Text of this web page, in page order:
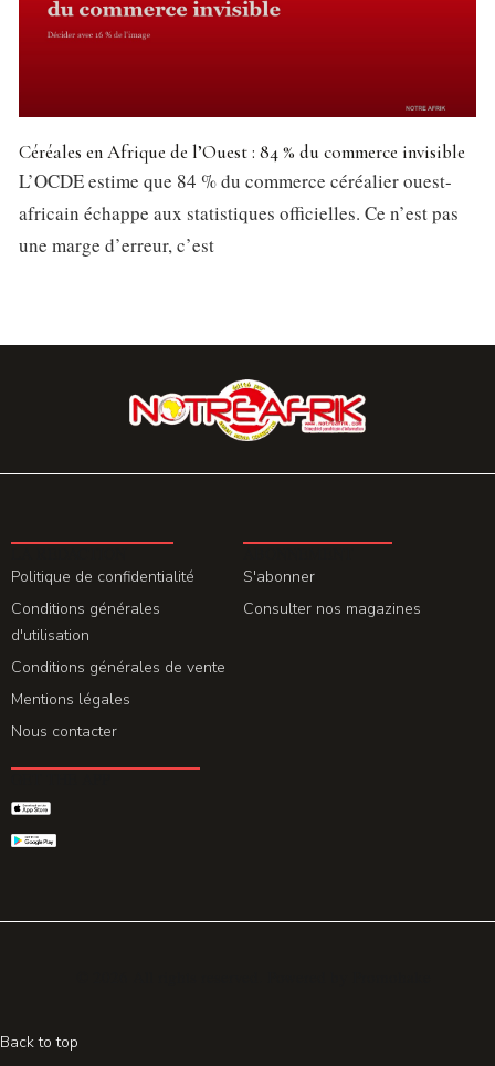
Céréales en Afrique de l’Ouest : 84 % du commerce invisible
L’OCDE estime que 84 % du commerce céréalier ouest-
africain échappe aux statistiques officielles. Ce n’est pas
une marge d’erreur, c’est
Politique de confidentialité
Conditions générales
d'utilisation
Conditions générales de vente
Mentions légales
Nous contacter
S'abonner
Consulter nos magazines
Back to top